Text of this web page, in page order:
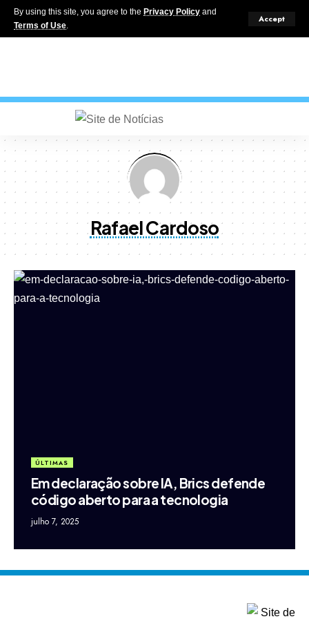
By using this site, you agree to the Privacy Policy and
Terms of Use.
Accept
Rafael Cardoso
ÚLTIMAS
Em declaração sobre IA, Brics defende
código aberto para a tecnologia
julho 7, 2025